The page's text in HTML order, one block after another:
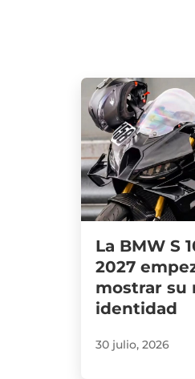
La BMW S
2027
mostrar su
identidad
30 julio, 2026